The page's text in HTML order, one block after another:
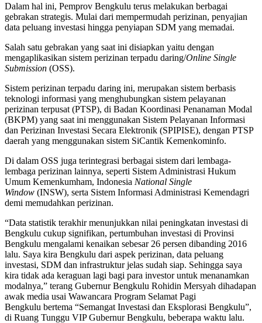
Dalam hal ini, Pemprov Bengkulu terus melakukan berbagai
gebrakan strategis. Mulai dari mempermudah perizinan, penyajian
data peluang investasi hingga penyiapan SDM yang memadai.
Salah satu gebrakan yang saat ini disiapkan yaitu dengan
mengaplikasikan sistem perizinan terpadu daring/Online Single
Submission (OSS).
Sistem perizinan terpadu daring ini, merupakan sistem berbasis
teknologi informasi yang menghubungkan sistem pelayanan
perizinan terpusat (PTSP), di Badan Koordinasi Penanaman Modal
(BKPM) yang saat ini menggunakan Sistem Pelayanan Informasi
dan Perizinan Investasi Secara Elektronik (SPIPISE), dengan PTSP
daerah yang menggunakan sistem SiCantik Kemenkominfo.
Di dalam OSS juga terintegrasi berbagai sistem dari lembaga-
lembaga perizinan lainnya, seperti Sistem Administrasi Hukum
Umum Kemenkumham, Indonesia National Single
Window (INSW), serta Sistem Informasi Administrasi Kemendagri
demi memudahkan perizinan.
“Data statistik terakhir menunjukkan nilai peningkatan investasi di
Bengkulu cukup signifikan, pertumbuhan investasi di Provinsi
Bengkulu mengalami kenaikan sebesar 26 persen dibanding 2016
lalu. Saya kira Bengkulu dari aspek perizinan, data peluang
investasi, SDM dan infrastruktur jelas sudah siap. Sehingga saya
kira tidak ada keraguan lagi bagi para investor untuk menanamkan
modalnya,” terang Gubernur Bengkulu Rohidin Mersyah dihadapan
awak media usai Wawancara Program Selamat Pagi
Bengkulu bertema “Semangat Investasi dan Eksplorasi Bengkulu”,
di Ruang Tunggu VIP Gubernur Bengkulu, beberapa waktu lalu.